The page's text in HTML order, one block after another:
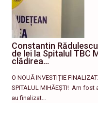
Constantin
de lei la Spitalul TBC
clădirea…
O NOUĂ INVESTIȚIE
SPITALUL MIHĂEȘTI! ​ Am
au finalizat…